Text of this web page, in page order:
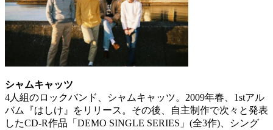
シャムキャッツ
4人組のロックバンド、シャムキャッツ。 2009年春、1stアル
バム『はしけ』をリリース。 その後、自主制作で次々と発表
したCD-R作品「DEMO SINGLE SERIES」(全3作)、シング